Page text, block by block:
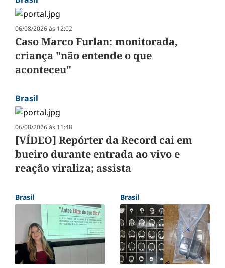
06/08/2026 às 12:02
Caso Marco Furlan: monitorada,
criança "não entende o que
aconteceu"
Brasil
06/08/2026 às 11:48
[VÍDEO] Repórter da Record cai em
bueiro durante entrada ao vivo e
reação viraliza; assista
Brasil Brasil